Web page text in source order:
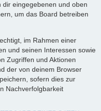
dir eingegebenen und oben
um das Board betreiben
im Rahmen einer
und seinen Interessen sowie
Zugriffen und Aktionen
der von deinem Browser
sofern dies zur
Nachverfolgbarkeit